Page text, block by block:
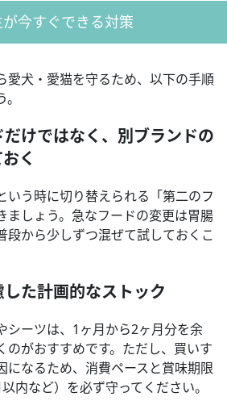
今すぐできる対策
愛犬・愛猫を守るため、以下の手順
けではなく、別ブランドの
く
いう時に切り替えられる「第二のフ
ましょう。急なフードの変更は胃腸
段から少しずつ混ぜて試しておくこ
た計画的なストック
シーツは、1ヶ月から2ヶ月分を余
のがおすすめです。ただし、買いす
になるため、消費ペースと賞味期限
内など）を必ず守ってください。